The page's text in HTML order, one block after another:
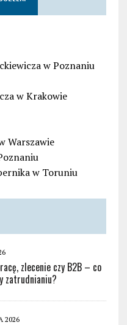
w Poznaniu
w Krakowie
Warszawie
w Toruniu
zlecenie czy B2B – co
zatrudnianiu?
2026